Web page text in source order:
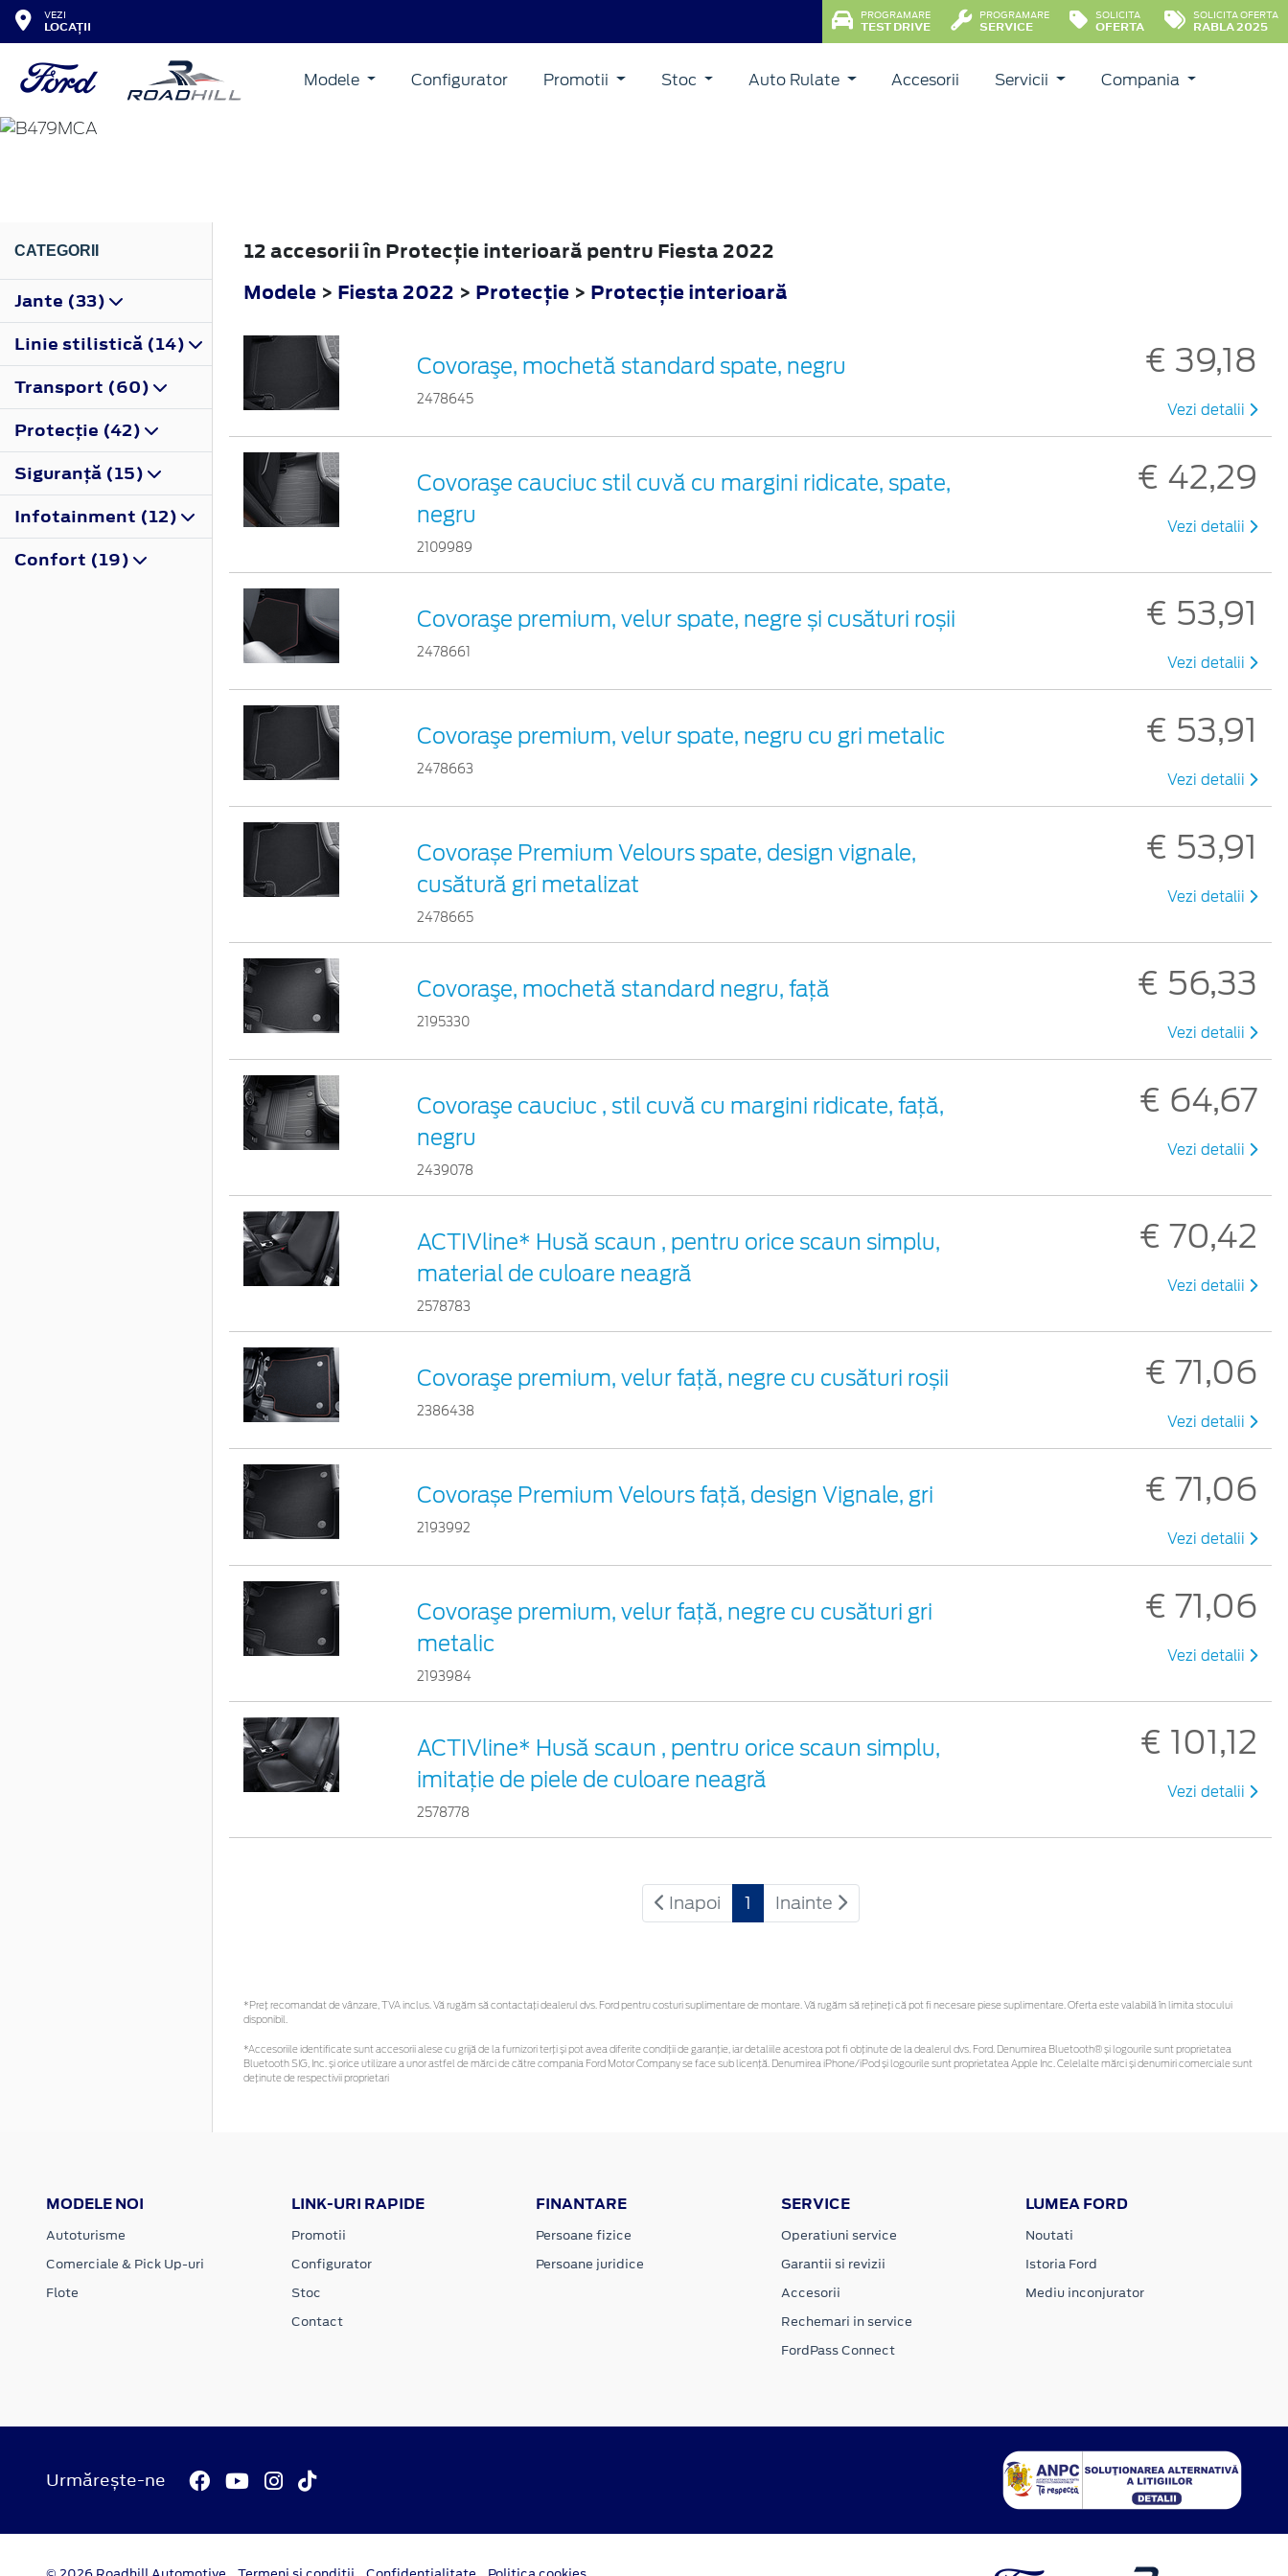
VEZI
LOCAȚII
PROGRAMARE
TEST DRIVE
PROGRAMARE
SERVICE
SOLICITA
OFERTA
SOLICITA OFERTA
RABLA 2025
Modele Configurator Promotii Stoc Auto Rulate Accesorii Servicii Compania
FIESTA
CATEGORII
Jante (33)
Linie stilistică (14)
Transport (60)
Protecţie (42)
Siguranţă (15)
Infotainment (12)
Confort (19)
12 accesorii în Protecţie interioară pentru Fiesta 2022
Modele > Fiesta 2022 > Protecţie > Protecţie interioară
Covoraşe, mochetă standard spate, negru
2478645
€ 39,18
Vezi detalii
Covoraşe cauciuc stil cuvă cu margini ridicate, spate,
negru
2109989
€ 42,29
Vezi detalii
Covoraşe premium, velur spate, negre și cusături roșii
2478661
€ 53,91
Vezi detalii
Covoraşe premium, velur spate, negru cu gri metalic
2478663
€ 53,91
Vezi detalii
Covorașe Premium Velours spate, design vignale,
cusătură gri metalizat
2478665
€ 53,91
Vezi detalii
Covoraşe, mochetă standard negru, față
2195330
€ 56,33
Vezi detalii
Covoraşe cauciuc , stil cuvă cu margini ridicate, față,
negru
2439078
€ 64,67
Vezi detalii
ACTIVline* Husă scaun , pentru orice scaun simplu,
material de culoare neagră
2578783
€ 70,42
Vezi detalii
Covoraşe premium, velur față, negre cu cusături roșii
2386438
€ 71,06
Vezi detalii
Covorașe Premium Velours față, design Vignale, gri
2193992
€ 71,06
Vezi detalii
Covoraşe premium, velur față, negre cu cusături gri
metalic
2193984
€ 71,06
Vezi detalii
ACTIVline* Husă scaun , pentru orice scaun simplu,
imitație de piele de culoare neagră
2578778
€ 101,12
Vezi detalii
Inapoi 1 Inainte
*Preţ recomandat de vânzare, TVA inclus. Vă rugăm să contactaţi dealerul dvs. Ford pentru costuri suplimentare de montare. Vă rugăm să rețineți că pot fi necesare piese suplimentare. Oferta este valabilă în limita stocului
disponibil.
*Accesoriile identificate sunt accesorii alese cu grijă de la furnizori terți și pot avea diferite condiții de garanție, iar detaliile acestora pot fi obținute de la dealerul dvs. Ford. Denumirea Bluetooth® și logourile sunt proprietatea
Bluetooth SIG, Inc. și orice utilizare a unor astfel de mărci de către compania Ford Motor Company se face sub licență. Denumirea iPhone/iPod și logourile sunt proprietatea Apple Inc. Celelalte mărci și denumiri comerciale sunt
deținute de respectivii proprietari
MODELE NOI
Autoturisme
Comerciale & Pick Up-uri
Flote
LINK-URI RAPIDE
Promotii
Configurator
Stoc
Contact
FINANTARE
Persoane fizice
Persoane juridice
SERVICE
Operatiuni service
Garantii si revizii
Accesorii
Rechemari in service
FordPass Connect
LUMEA FORD
Noutati
Istoria Ford
Mediu inconjurator
Urmărește-ne